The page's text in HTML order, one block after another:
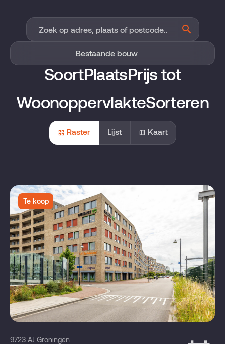
SoortPlaatsPrijs tot
WoonoppervlakteSorteren
Raster Lijst Kaart
Te koop
9723 AJ Groningen